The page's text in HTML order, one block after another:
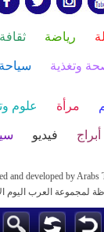
رياضة ثقافة
وتغذية
مرأة علوم
أبراج فيديو
and developed by